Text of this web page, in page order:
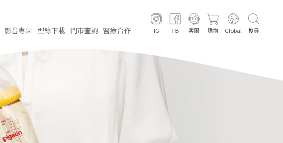
影音專區 型錄下載 門市查詢 醫療合作 IG FB 客服 購物 Global 搜尋